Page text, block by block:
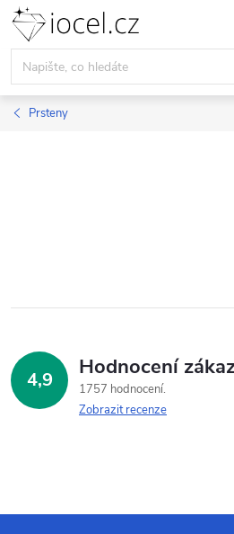
Přejít
obsah
Prsteny
4,9 Hodnocení
1757 hodnocení
Zobrazit recenze